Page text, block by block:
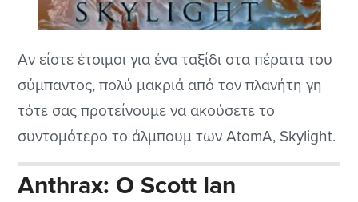
Αν είστε έτοιμοι για ένα ταξίδι στα πέρατα του
σύμπαντος, πολύ μακριά από τον πλανήτη γη
τότε σας προτείνουμε να ακούσετε το
συντομότερο το άλμπουμ των AtomA, Skylight.
Μιλάμε για μια καταπληκτική δουλειά ενός
σουηδικού γκρουπ που πρέπει να απολαύσετε
Anthrax: Ο Scott Ian